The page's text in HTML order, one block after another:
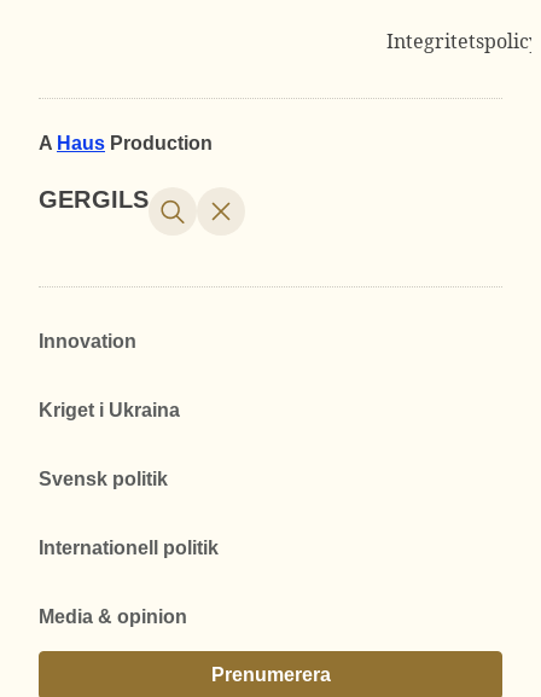
Integritetspolicy
A Haus Production
GERGILS
Innovation
Kriget i Ukraina
Svensk politik
Internationell politik
Media & opinion
Prenumerera